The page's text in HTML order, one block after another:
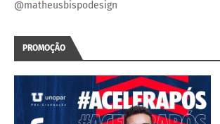
@matheusbispodesign
PROMOÇÃO